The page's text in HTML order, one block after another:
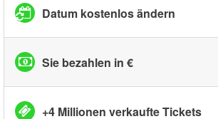
Datum kostenlos ändern
Sie bezahlen in €
+4 Millionen verkaufte Tickets